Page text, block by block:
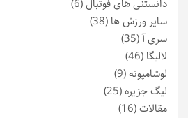
دانستنی های فوتبال(6)
سایر ورزش ها (38)
سری آ(35)
لالیگا (46)
لوشامپونه(9)
لیگ جزیره(25)
مقالات(16)